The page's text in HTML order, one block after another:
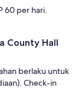
60 per hari.
County Hall
berlaku untuk
Check-in